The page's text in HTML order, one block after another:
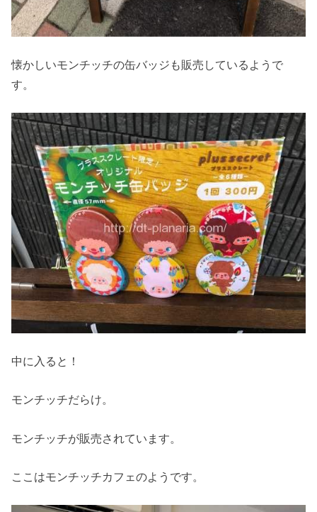
懐かしいモンチッチの缶バッジも販売しているようで
す。
中に入ると！
モンチッチだらけ。
モンチッチが販売されています。
ここはモンチッチカフェのようです。